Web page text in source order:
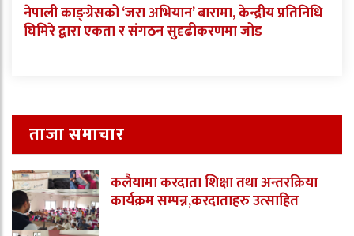
नेपाली काङ्ग्रेसको ‘जरा अभियान’ बारामा, केन्द्रीय प्रतिनिधि
घिमिरे द्वारा एकता र संगठन सुदृढीकरणमा जोड
ताजा समाचार
कलैयामा करदाता शिक्षा तथा अन्तरक्रिया
कार्यक्रम सम्पन्न,करदाताहरु उत्साहित